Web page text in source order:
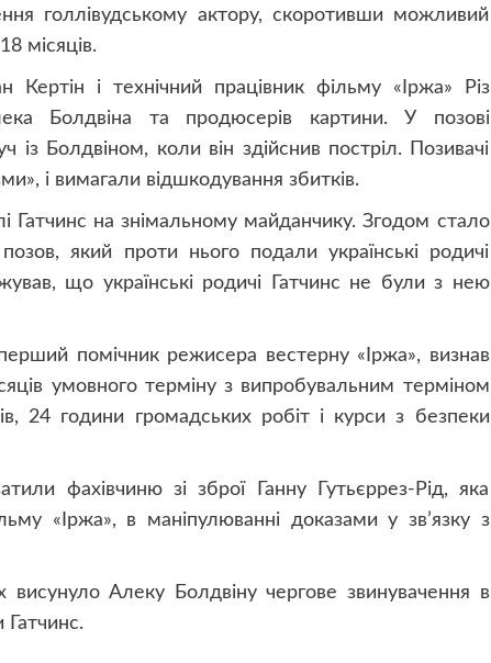
голлівудському актору, скоротивши можливий
місяців.
і технічний працівник фільму «Іржа» Різ
Болдвіна та продюсерів картини. У позові
Болдвіном, коли він здійснив постріл. Позивачі
і вимагали відшкодування збитків.
Гатчинс на знімальному майданчику. Згодом стало
який проти нього подали українські родичі
що українські родичі Гатчинс не були з нею
помічник режисера вестерну «Іржа», визнав
умовного терміну з випробувальним терміном
24 години громадських робіт і курси з безпеки
фахівчиню зі зброї Ганну Гутьєррез-Рід, яка
«Іржа», в маніпулюванні доказами у зв’язку з
Алеку Болдвіну чергове звинувачення в